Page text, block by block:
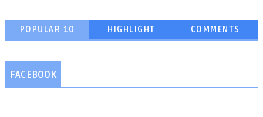
POPULAR 10 HIGHLIGHT COMMENTS
FACEBOOK